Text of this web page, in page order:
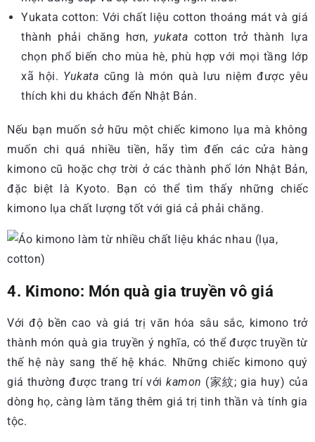
Yukata cotton: Với chất liệu cotton thoáng mát và giá
thành phải chăng hơn, yukata cotton trở thành lựa
chọn phổ biến cho mùa hè, phù hợp với mọi tầng lớp
xã hội. Yukata cũng là món quà lưu niệm được yêu
thích khi du khách đến Nhật Bản.
Nếu bạn muốn sở hữu một chiếc kimono lụa mà không
muốn chi quá nhiều tiền, hãy tìm đến các cửa hàng
kimono cũ hoặc chợ trời ở các thành phố lớn Nhật Bản,
đặc biệt là Kyoto. Bạn có thể tìm thấy những chiếc
kimono lụa chất lượng tốt với giá cả phải chăng.
4. Kimono: Món quà gia truyền vô giá
Với độ bền cao và giá trị văn hóa sâu sắc, kimono trở
thành món quà gia truyền ý nghĩa, có thể được truyền từ
thế hệ này sang thế hệ khác. Những chiếc kimono quý
giá thường được trang trí vớikamon (家紋; gia huy) của
dòng họ, càng làm tăng thêm giá trị tinh thần và tính gia
tộc.